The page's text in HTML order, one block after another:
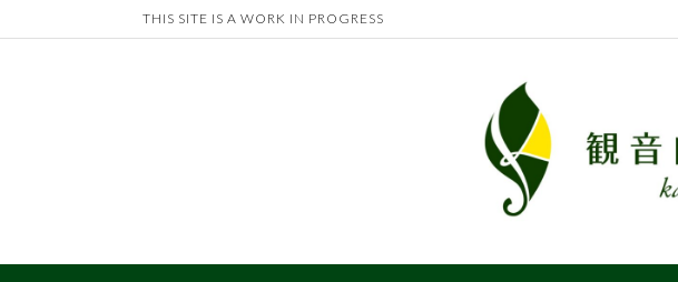
to
THIS SITE IS A WORK IN PROGRESS